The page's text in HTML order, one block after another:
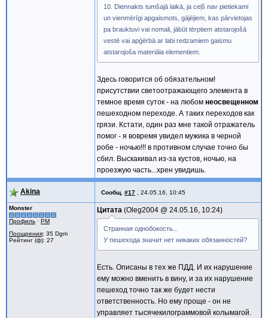
10. Diennakts tumšajā laikā, ja ceļš nav pietiekami
un vienmērīgi apgaismots, gājējiem, kas pārvietojas
pa brauktuvi vai nomali, jābūt tērptiem atstarojošā
vestē vai apģērbā ar labi redzamiem gaismu
atstarojoša materiāla elementiem.
Здесь говорится об обязательном!
присутствии светоотражающего элемента в
темное время суток - на любом неосвещенном
пешеходном переходе. А таких переходов как
грязи. Кстати, один раз мне такой отражатель
помог - я вовремя увидел мужика в черной
робе - ночью!!! в противном случае точно бы
сбил. Выскакивал из-за кустов, ночью, на
проезжую часть...хрен увидишь.
Akina Сообщ. #17 24.05.16, 10:45
Monster
Профиль · PM
Поощрения: 35 Dgm
Рейтинг (ф): 27
Цитата Oleg2004 @ 24.05.16, 10:24
Странная однобокость...
У пешехода значит нет никаких обязанностей?
Есть. Описаны в тех же ПДД. И их нарушение
ему можно вменить в вину, и за их нарушение
пешеход точно так же будет нести
ответственность. Но ему проще - он не
управляет тысячекилограммовой колымагой.